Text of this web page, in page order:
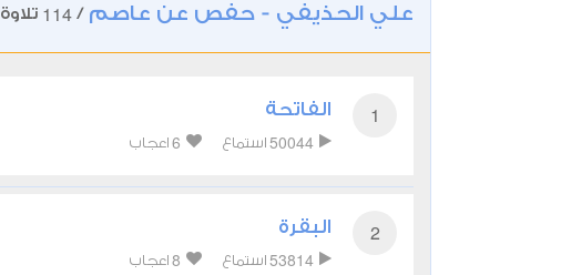
علي الحذيفي - حفص عن عاصم /
114 تلاوة
1 الفاتحة
50044 استماع 6 اعجاب
2 البقرة
53814 استماع 8 اعجاب